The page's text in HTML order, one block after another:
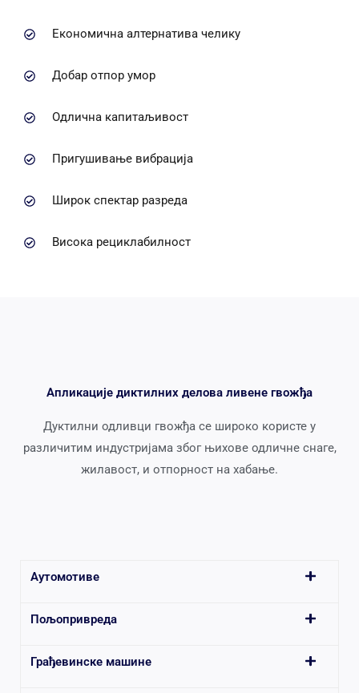
Економична алтернатива челику
Добар отпор умор
Одлична капитаљивост
Пригушивање вибрација
Широк спектар разреда
Висока рециклабилност
Апликације диктилних делова ливене гвожђа
Дуктилни одливци гвожђа се широко користе у
различитим индустријама због њихове одличне снаге,
жилавост, и отпорност на хабање.
Аутомотиве
Пољопривреда
Грађевинске машине